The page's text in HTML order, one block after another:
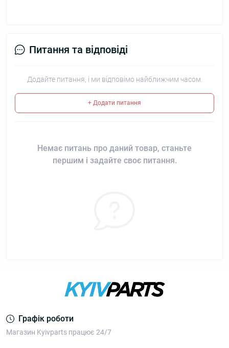
Питання та відповіді
Додайте питання, і ми відповімо найближчим часом.
+ Додати питання
Немає питань про даний товар, станьте
першим і задайте своє питання.
Графік роботи
Магазин Kyivparts працює 24/7